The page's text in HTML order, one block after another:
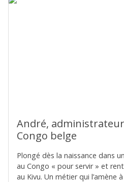
André,
Congo belge
Plongé dès la naissance dans
au Congo « pour servir » et
au Kivu. Un métier qui l’amène